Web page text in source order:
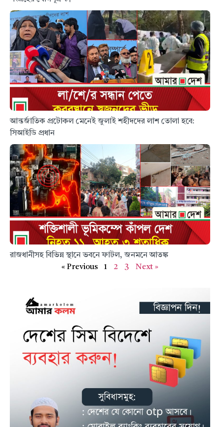
আন্তর্জাতিক প্রটোকল মেনেই জুলাই শহীদদের লাশ তোলা হবে:
সিআইডি প্রধান
রাজধানীসহ বিভিন্ন স্থানে ভবনে ফাটল, জনমনে আতঙ্ক
« Previous
1 2 3 Next »